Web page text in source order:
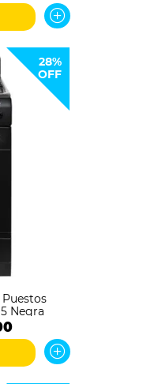
28%
OFF
Negra